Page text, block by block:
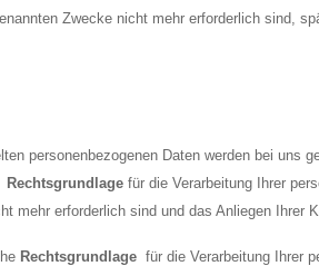
Zwecke nicht mehr erforderlich sind,
personenbezogenen Daten werden bei uns
Rechtsgrundlage für die Verarbeitung Ihrer
erforderlich sind und das Anliegen Ihrer
Rechtsgrundlage für die Verarbeitung Ihrer